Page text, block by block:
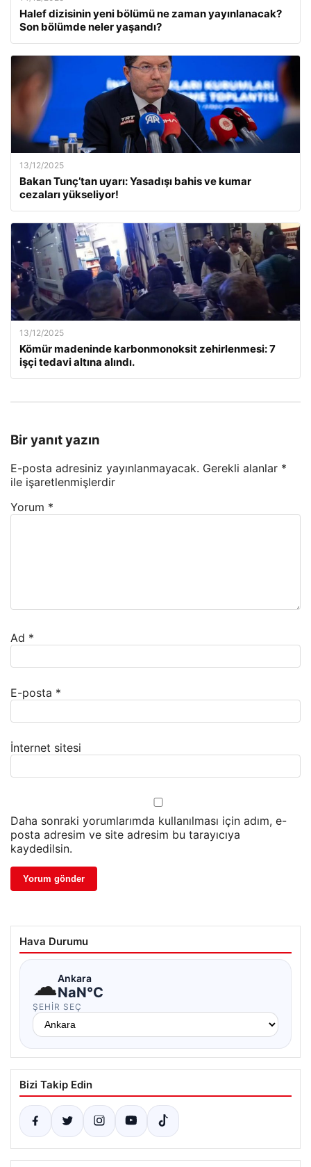
Halef dizisinin yeni bölümü ne zaman yayınlanacak?
Son bölümde neler yaşandı?
13/12/2025
Bakan Tunç’tan uyarı: Yasadışı bahis ve kumar
cezaları yükseliyor!
13/12/2025
Kömür madeninde karbonmonoksit zehirlenmesi: 7
işçi tedavi altına alındı.
Bir yanıt yazın
E-posta adresiniz yayınlanmayacak. Gerekli alanlar *
ile işaretlenmişlerdir
Yorum *
Ad *
E-posta *
İnternet sitesi
Daha sonraki yorumlarımda kullanılması için adım, e-
posta adresim ve site adresim bu tarayıcıya
kaydedilsin.
Hava Durumu
☁Ankara
NaN°C
ŞEHIR SEÇ
Bizi Takip Edin